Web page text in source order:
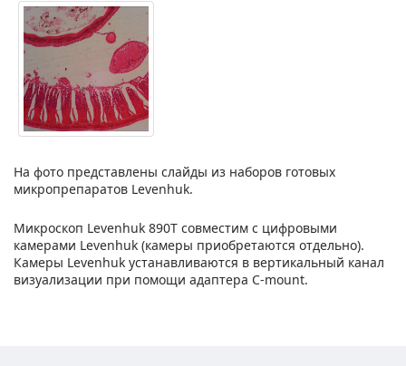
На фото представлены слайды из наборов готовых
микропрепаратов Levenhuk.
Микроскоп Levenhuk 890T совместим с цифровыми
камерами Levenhuk (камеры приобретаются отдельно).
Камеры Levenhuk устанавливаются в вертикальный канал
визуализации при помощи адаптера C-mount.